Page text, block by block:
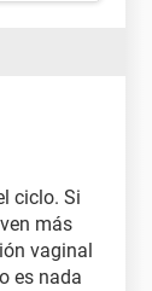
ciclo. Si
más
vaginal
es nada